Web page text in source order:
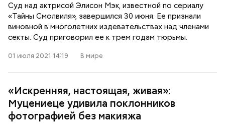
Суд над актрисой Элисон Мэк, известной по сериалу
«Тайны Смолвиля», завершился 30 июня. Ее признали
виновной в многолетних издевательствах над членами
секты. Суд приговорил ее к трем годам тюрьмы.
01 июля 2021 14:19 В мире
«Искренняя, настоящая, живая»:
Муцениеце удивила поклонников
фотографией без макияжа